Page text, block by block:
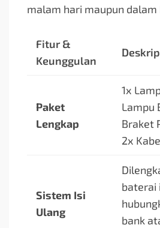
malam hari maupun dalam
Fitur &
Keunggulan
Paket
Lengkap
1x
Lampu
Braket
2x
Sistem Isi
Ulang
baterai
bank